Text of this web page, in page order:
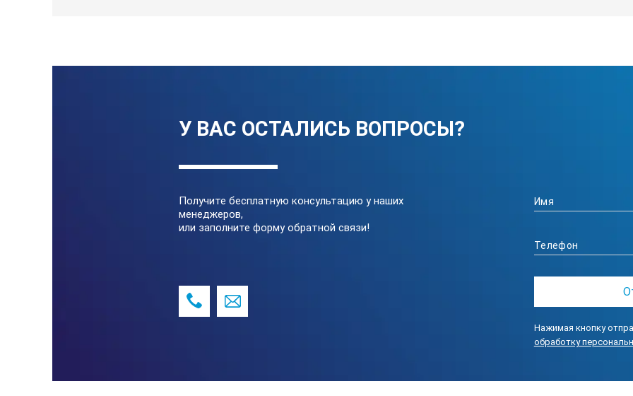
За точку отсчета расстояний можно взять переднюю или заднюю часть дальномера, а также
измерения, в случае необходимости, можно отменить, чтобы не забивать память ненужными
Возможно включение/отключение подсветки экрана.
Технические характеристики лазерного дальномера KEEPER LASER METER
Точность, мм
Дальность с отражателем, м
У ВАС ОСТАЛИСЬ ВОПРОСЫ?
Получите бесплатную консультацию у наших
менеджеров,
или заполните форму обратной связи!
Нажимая кнопку
обработку